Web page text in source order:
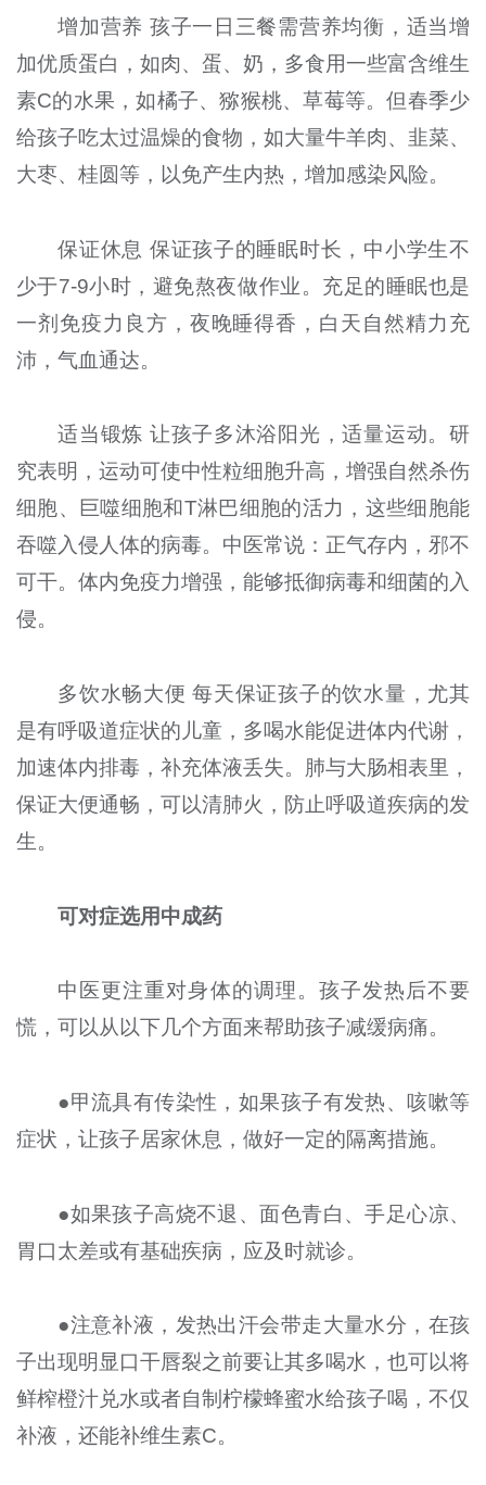
增加营养 孩子一日三餐需营养均衡，适当增
加优质蛋白，如肉、蛋、奶，多食用一些富含维生
素C的水果，如橘子、猕猴桃、草莓等。但春季少
给孩子吃太过温燥的食物，如大量牛羊肉、韭菜、
大枣、桂圆等，以免产生内热，增加感染风险。
保证休息 保证孩子的睡眠时长，中小学生不
少于7-9小时，避免熬夜做作业。充足的睡眠也是
一剂免疫力良方，夜晚睡得香，白天自然精力充
沛，气血通达。
适当锻炼 让孩子多沐浴阳光，适量运动。研
究表明，运动可使中性粒细胞升高，增强自然杀伤
细胞、巨噬细胞和T淋巴细胞的活力，这些细胞能
吞噬入侵人体的病毒。中医常说：正气存内，邪不
可干。体内免疫力增强，能够抵御病毒和细菌的入
侵。
多饮水畅大便 每天保证孩子的饮水量，尤其
是有呼吸道症状的儿童，多喝水能促进体内代谢，
加速体内排毒，补充体液丢失。肺与大肠相表里，
保证大便通畅，可以清肺火，防止呼吸道疾病的发
生。
可对症选用中成药
中医更注重对身体的调理。孩子发热后不要
慌，可以从以下几个方面来帮助孩子减缓病痛。
●甲流具有传染性，如果孩子有发热、咳嗽等
症状，让孩子居家休息，做好一定的隔离措施。
●如果孩子高烧不退、面色青白、手足心凉、
胃口太差或有基础疾病，应及时就诊。
●注意补液，发热出汗会带走大量水分，在孩
子出现明显口干唇裂之前要让其多喝水，也可以将
鲜榨橙汁兑水或者自制柠檬蜂蜜水给孩子喝，不仅
补液，还能补维生素C。